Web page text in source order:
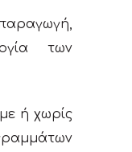
των
ή χωρίς